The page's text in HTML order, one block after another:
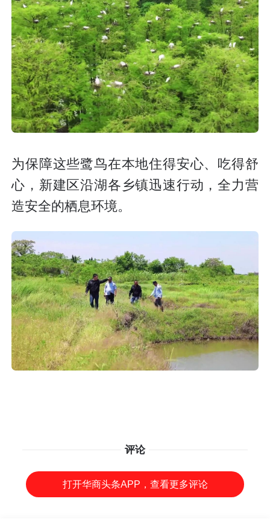
为保障这些鹭鸟在本地住得安心、吃得舒
心，新建区沿湖各乡镇迅速行动，全力营
造安全的栖息环境。
评论
打开华商头条APP，查看更多评论